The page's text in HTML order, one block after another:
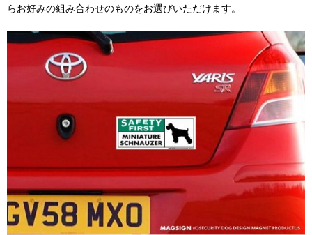
らお好みの組み合わせのものをお選びいただけます。